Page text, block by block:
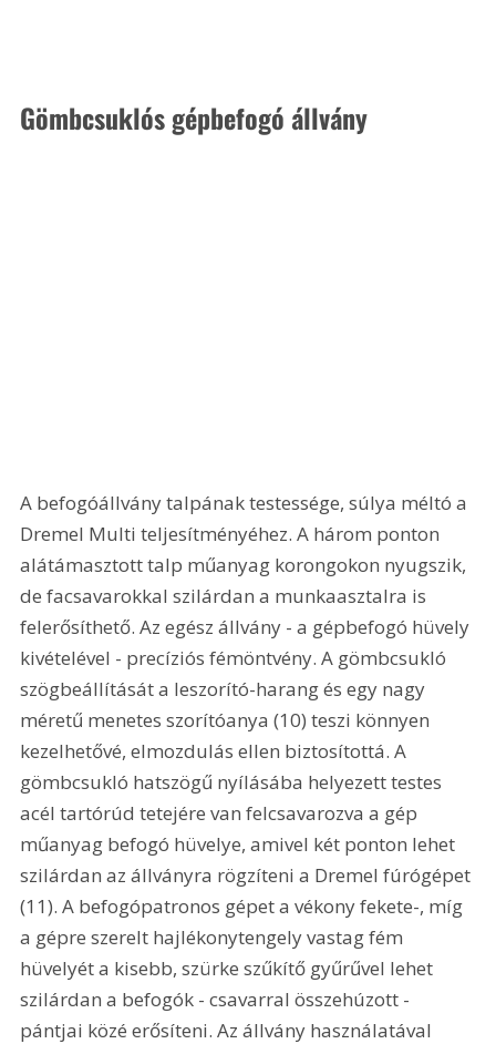
Gömbcsuklós gépbefogó állvány
A befogóállvány talpának testessége, súlya méltó a
Dremel Multi teljesítményéhez. A három ponton
alátámasztott talp műanyag korongokon nyugszik,
de facsavarokkal szilárdan a munkaasztalra is
felerősíthető. Az egész állvány - a gépbefogó hüvely
kivételével - precíziós fémöntvény. A gömbcsukló
szögbeállítását a leszorító-harang és egy nagy
méretű menetes szorítóanya (10) teszi könnyen
kezelhetővé, elmozdulás ellen biztosítottá. A
gömbcsukló hatszögű nyílásába helyezett testes
acél tartórúd tetejére van felcsavarozva a gép
műanyag befogó hüvelye, amivel két ponton lehet
szilárdan az állványra rögzíteni a Dremel fúrógépet
(11). A befogópatronos gépet a vékony fekete-, míg
a gépre szerelt hajlékonytengely vastag fém
hüvelyét a kisebb, szürke szűkítő gyűrűvel lehet
szilárdan a befogók - csavarral összehúzott -
pántjai közé erősíteni. Az állvány használatával